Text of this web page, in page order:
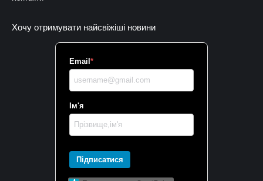
Хочу отримувати найсвіжіші новини
Email *
Ім'я
Підписатися